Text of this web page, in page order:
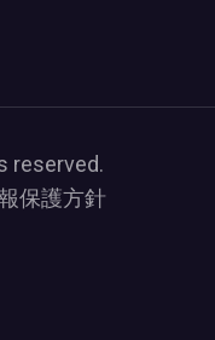
reserved.
保護方針